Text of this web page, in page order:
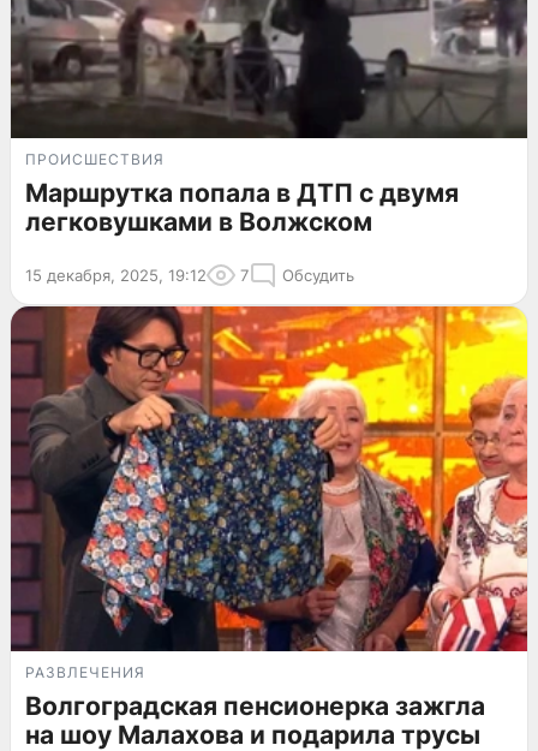
ПРОИСШЕСТВИЯ
Маршрутка попала в ДТП с двумя
легковушками в Волжском
15 декабря, 2025, 19:12 7 Обсудить
РАЗВЛЕЧЕНИЯ
Волгоградская пенсионерка зажгла
на шоу Малахова и подарила трусы